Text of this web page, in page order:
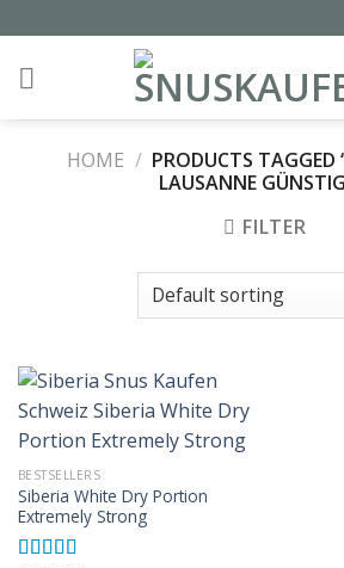
to
content
HOME / PRODUCTS TAGGED
LAUSANNE
FILTER
BESTSELLERS
Siberia White Dry Portion
Extremely Strong